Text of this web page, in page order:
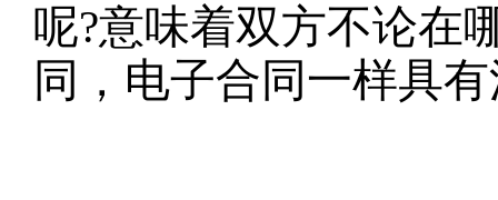
呢?意味着双方不论在
同，电子合同一样具